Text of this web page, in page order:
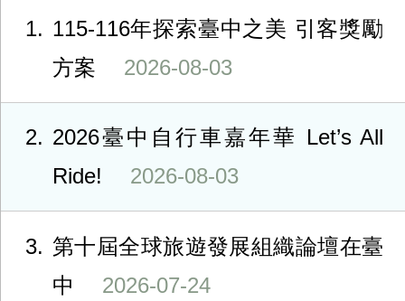
1
115-116年探索臺中之美 引客獎勵
方案
2026-08-03
2
2026臺中自行車嘉年華 Let’s All
Ride!
2026-08-03
3
第十屆全球旅遊發展組織論壇在臺
中
2026-07-24